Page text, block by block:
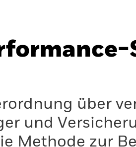
über
und
Methode zur